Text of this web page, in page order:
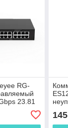
RG-
23.81
PoE